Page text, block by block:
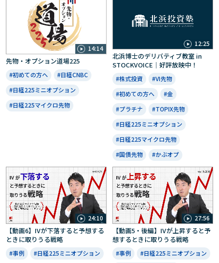
14:14
先物・オプション道場225
#初めての方へ
#日経CNBC
#日経225ミニオプション
#日経225マイクロ先物
12:25
北浜博士のデリバティブ教室 in
STOCKVOICE｜好評放映中！
#株式投資
#VI先物
#初めての方へ
#金
#プラチナ
#TOPIX先物
#日経225ミニオプション
#日経225マイクロ先物
#国債先物
#かぶオプ
24:10
【動画6】IVが下落すると予想する
ときに取りうる戦略
#事例 #日経225ミニオプション
27:56
【動画5・後編】IVが上昇すると予
想するときに取りうる戦略
#事例
#日経225ミニオプション